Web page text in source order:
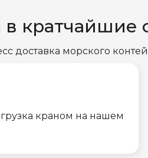
в кратчайшие
доставка морского
краном на нашем